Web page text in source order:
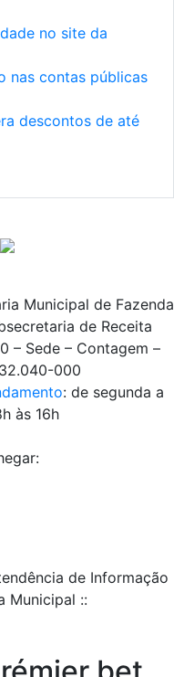
no site da
nas contas públicas
descontos de até
Municipal de Fazenda
de Receita
– Sede – Contagem –
000
: de segunda a
às 16h
de Informação
Municipal ::